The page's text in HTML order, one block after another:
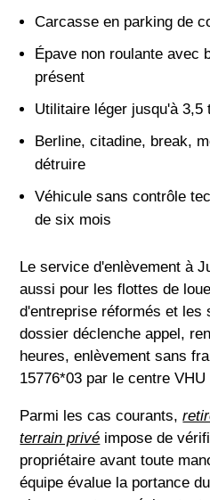
Carcasse en parking de
Épave non roulante avec
présent
Utilitaire léger jusqu'à
Berline, citadine, break,
détruire
Véhicule sans contrôle
de six mois
Le service d'enlèvement à
aussi pour les flottes de
d'entreprise réformés et les
dossier déclenche appel,
heures, enlèvement sans
15776*03 par le centre
Parmi les cas courants,
terrain privé impose de
propriétaire avant toute
équipe évalue la portance